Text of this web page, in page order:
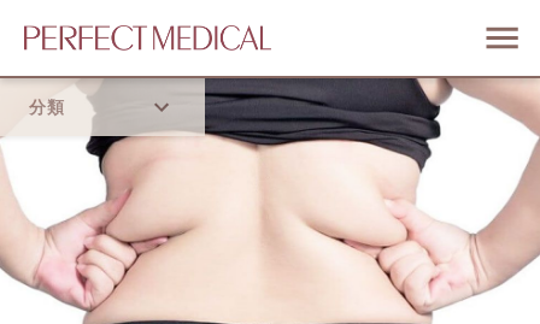
分類
首頁
流行趨勢